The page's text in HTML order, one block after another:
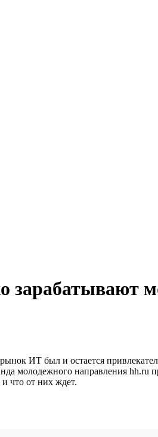
зарабатывают
ИТ был и остается
молодежного направления hh.ru
и что от них ждет.